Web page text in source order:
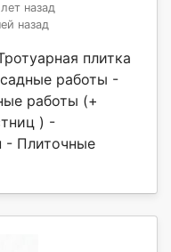
назад
назад
плитка
работы -
работы (+
) -
- Плиточные